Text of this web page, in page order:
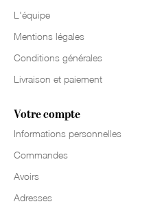
L'équipe
Mentions légales
Conditions générales
Livraison et paiement
Votre compte
Informations personnelles
Commandes
Avoirs
Adresses